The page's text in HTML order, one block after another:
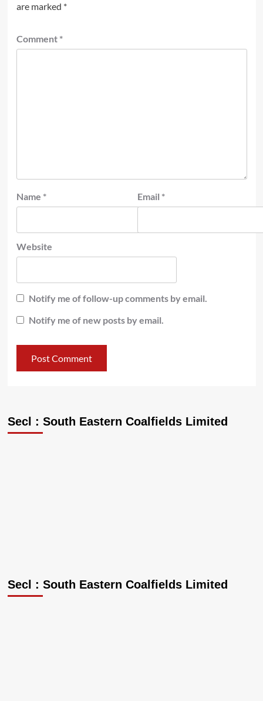
are marked *
Comment *
Name * Email *
Website
Notify me of follow-up comments by email.
Notify me of new posts by email.
Secl : South Eastern Coalfields Limited
Secl : South Eastern Coalfields Limited